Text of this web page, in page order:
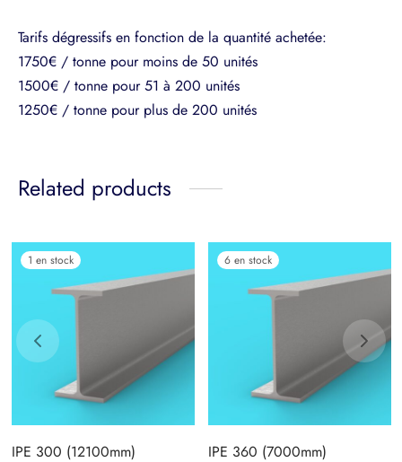
Tarifs dégressifs en fonction de la quantité achetée:
1750€ / tonne pour moins de 50 unités
1500€ / tonne pour 51 à 200 unités
1250€ / tonne pour plus de 200 unités
Related products
1 en stock
IPE 300 (12100mm)
6 en stock
IPE 360 (7000mm)